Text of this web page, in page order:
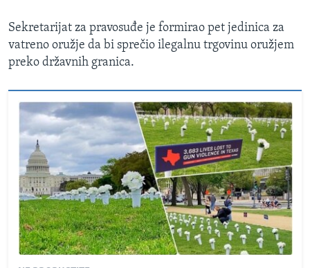
Sekretarijat za pravosuđe je formirao pet jedinica za
vatreno oružje da bi sprečio ilegalnu trgovinu oružjem
preko državnih granica.